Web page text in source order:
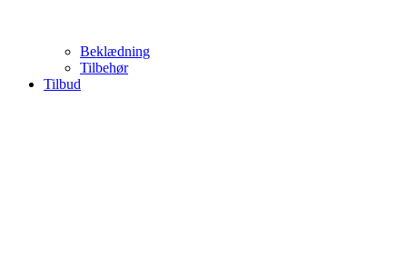
Beklædning
Tilbehør
Tilbud